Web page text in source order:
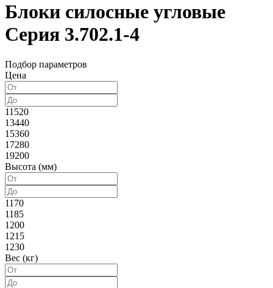
Блоки силосные угловые
Серия 3.702.1-4
Подбор параметров
Цена
11520
13440
15360
17280
19200
Высота (мм)
1170
1185
1200
1215
1230
Вес (кг)